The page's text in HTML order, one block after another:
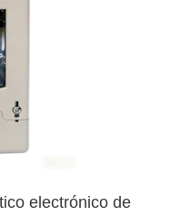
electrónico de